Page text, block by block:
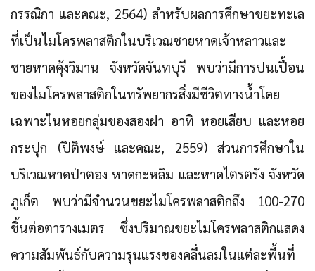
กรรณิกา และคณะ, 2564) สำหรับผลการศึกษาขยะทะเล
ที่เป็นไมโครพลาสติกในบริเวณชายหาดเจ้าหลาวและ
ชายหาดคุ้งวิมาน จังหวัดจันทบุรี พบว่ามีการปนเปื้อน
ของไมโครพลาสติกในทรัพยากรสิ่งมีชีวิตทางน้ำโดย
เฉพาะในหอยกลุ่มของสองฝา อาทิ หอยเสียบ และหอย
กระปุก (ปิติพงษ์ และคณะ, 2559) ส่วนการศึกษาใน
บริเวณหาดป่าตอง หาดกะหลิม และหาดไตรตรัง จังหวัด
ภูเก็ต พบว่ามีจํานวนขยะไมโครพลาสติกถึง 100-270
ชิ้นต่อตารางเมตร ซึ่งปริมาณขยะไมโครพลาสติกแสดง
ความสัมพันธ์กับความรุนแรงของคลื่นลมในแต่ละพื้นที่